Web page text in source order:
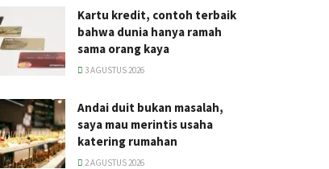
Kartu kredit, contoh terbaik
bahwa dunia hanya ramah
sama orang kaya
3 AGUSTUS 2026
Andai duit bukan masalah,
saya mau merintis usaha
katering rumahan
2 AGUSTUS 2026